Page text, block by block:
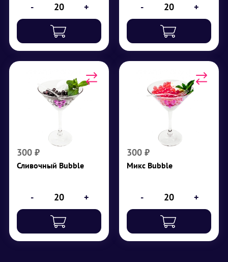
- + - +
300 ₽
Сливочный Bubble
- +
Сливочный Bubble
Тапиока, сливочное
300 ₽
Микс Bubble
- +
Микс Bubble
Лопающиеся шарики
мороженое